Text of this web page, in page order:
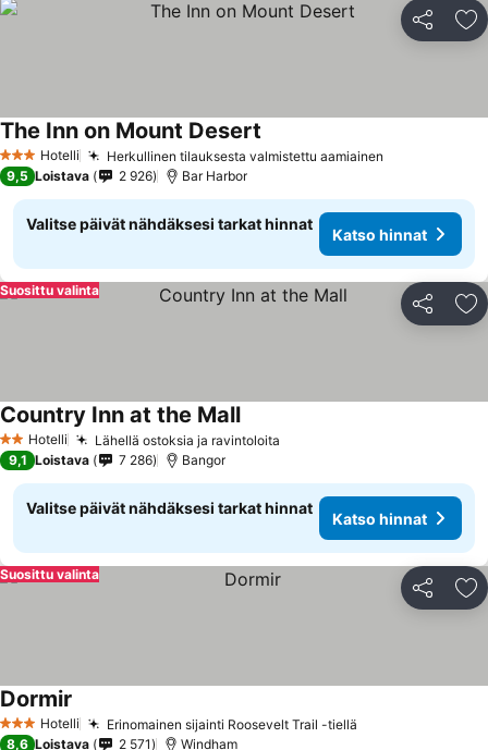
Jaa
3 Tähtiluokitus
Hotelli Herkullinen tilauksesta valmistettu aamiainen
The Inn on Mount Desert
9,5 Loistava 2 926 Bar Harbor
Valitse päivät nähdäksesi tarkat hinnat
Katso hinnat
Jaa
Suosittu valinta
2 Tähtiluokitus
Hotelli Lähellä ostoksia ja ravintoloita
Country Inn at the Mall
9,1 Loistava 7 286 Bangor
Valitse päivät nähdäksesi tarkat hinnat
Katso hinnat
Jaa
Suosittu valinta
3 Tähtiluokitus
Hotelli Erinomainen sijainti Roosevelt Trail -tiellä
Dormir
8,6 Loistava 2 571 Windham